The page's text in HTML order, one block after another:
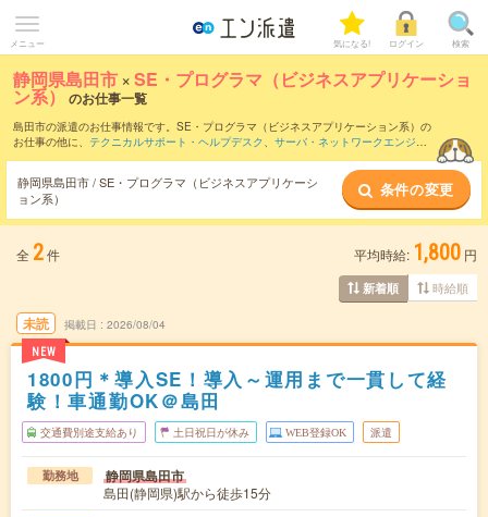
メニュー 気になる! ログイン 検索
静岡県島田市 ×SE・プログラマ（ビジネスアプリケーショ
ン系） のお仕事一覧
島田市の派遣のお仕事情報です。SE・プログラマ（ビジネスアプリケーション系）の
お仕事の他に、 テクニカルサポート・ヘルプデスク 、 サーバ・ネットワークエンジニ
などのこだわり条件で絞り込んでいただけます。職種辞典：SE・プログ
ラマ（ビジネスアプリケーション系）のお仕事とは？とは？
静岡県島田市 / SE・プログラマ（ビジネスアプリケーシ
ョン系）
条件の変更
全 2件 平均時給: 1,800 円
新着順 時給順
未読
NEW
掲載日 2026/08/04
1800円＊導入SE！導入～運用まで一貫して経
験！車通勤OK＠島田
交通費別途支給あり 土日祝日が休み WEB登録OK 派遣
勤務地 静岡県島田市
島田(静岡県)駅から徒歩15分